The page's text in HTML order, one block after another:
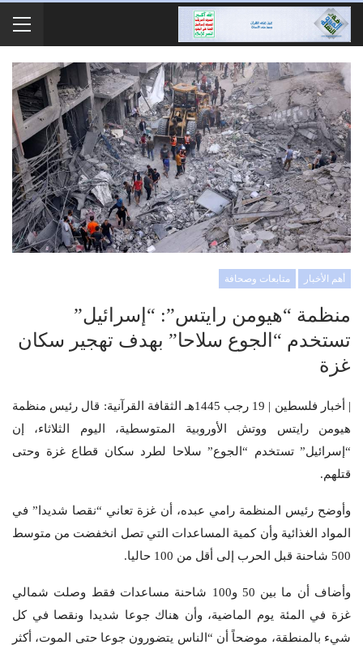
أهم الأخبار متابعات وصحافة
منظمة “هيومن رايتس”: “إسرائيل”
تستخدم “الجوع سلاحا” بهدف تهجير سكان
غزة
| أخبار فلسطين | 19 رجب 1445هـ الثقافة القرآنية: قال رئيس منظمة
هيومن رايتس ووتش الأوروبية المتوسطية، اليوم الثلاثاء، إن
“إسرائيل” تستخدم “الجوع” سلاحا لطرد سكان قطاع غزة وحتى
قتلهم.
وأوضح رئيس المنظمة رامي عبده، أن غزة تعاني “نقصا شديدا” في
المواد الغذائية وأن كمية المساعدات التي تصل انخفضت من متوسط
500 شاحنة قبل الحرب إلى أقل من 100 حاليا.
وأضاف أن ما بين 50 و100 شاحنة مساعدات فقط وصلت شمالي
غزة في المئة يوم الماضية، وأن هناك جوعا شديدا ونقصا في كل
شيء بالمنطقة، موضحاً أن “الناس يتضورون جوعا حتى الموت، أكثر